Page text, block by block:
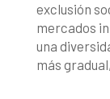
exclusión
mercados
una
más